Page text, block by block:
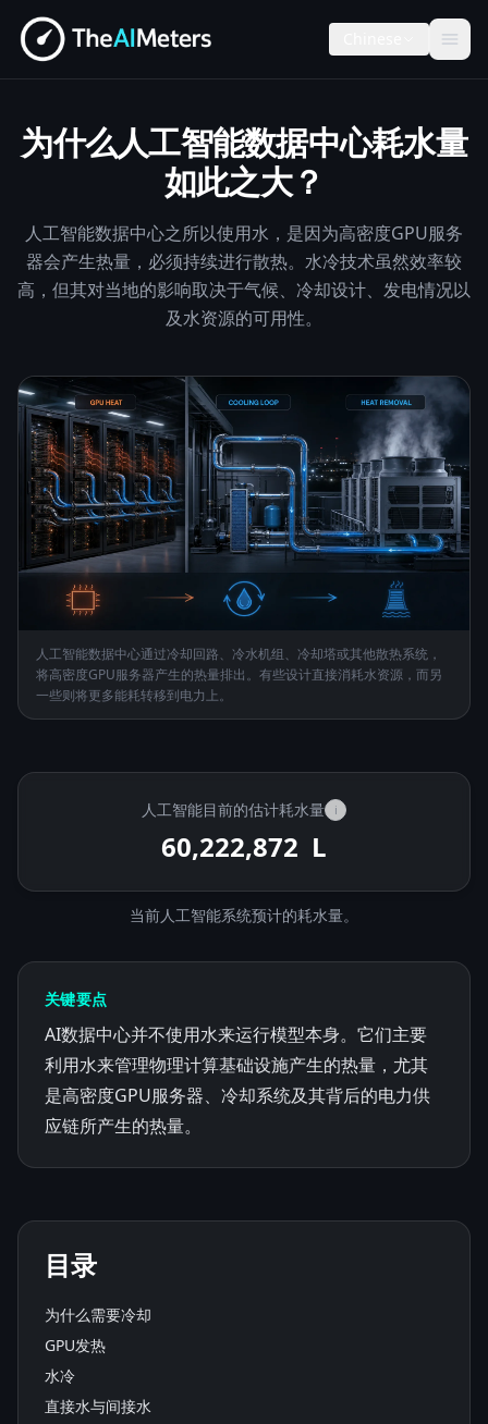
为什么人工智能数据中心耗水量
如此之大？
人工智能数据中心之所以使用水，是因为高密度GPU服务
器会产生热量，必须持续进行散热。水冷技术虽然效率较
高，但其对当地的影响取决于气候、冷却设计、发电情况以
及水资源的可用性。
人工智能数据中心通过冷却回路、冷水机组、冷却塔或其他散热系统，
将高密度GPU服务器产生的热量排出。有些设计直接消耗水资源，而另
一些则将更多能耗转移到电力上。
人工智能目前的估计耗水量 i
60,223,490 L
当前人工智能系统预计的耗水量。
关键要点
AI数据中心并不使用水来运行模型本身。它们主要
利用水来管理物理计算基础设施产生的热量，尤其
是高密度GPU服务器、冷却系统及其背后的电力供
应链所产生的热量。
目录
为什么需要冷却
GPU发热
水冷
直接水与间接水